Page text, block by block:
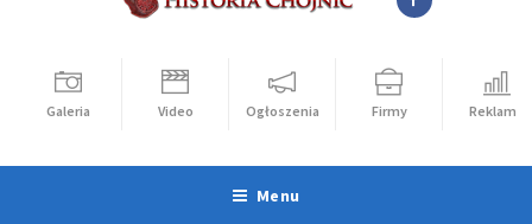
Galeria Video Ogłoszenia Firmy Reklama
Menu